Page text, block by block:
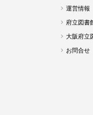
運営情報
府立図書
大阪府立
お問合せ